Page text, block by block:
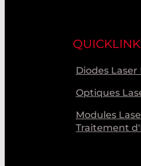
Diodes Laser
Optiques
Modules
Traitement